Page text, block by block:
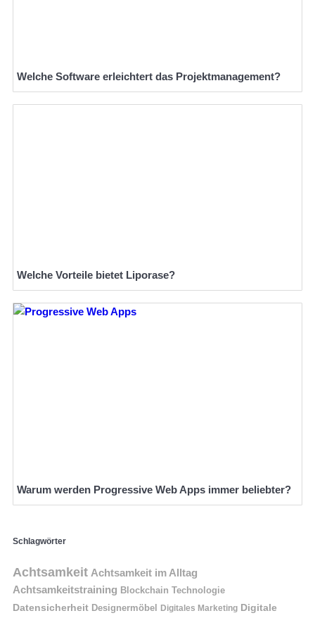
Welche Software erleichtert das Projektmanagement?
Welche Vorteile bietet Liporase?
Warum werden Progressive Web Apps immer beliebter?
Schlagwörter
Achtsamkeit Achtsamkeit im Alltag
Achtsamkeitstraining Blockchain Technologie
Datensicherheit Designermöbel Digitales Marketing Digitale